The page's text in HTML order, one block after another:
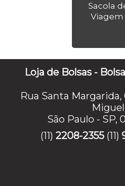
Sacola
Viagem
Loja de Bolsas -
Rua Santa Margarida,
Miguel
São Paulo - SP,
(11) 2208-2355 (11)